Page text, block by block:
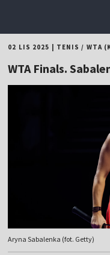
02 LIS 2025 TENIS / WTA
WTA Finals.
Aryna Sabalenka (fot. Getty)